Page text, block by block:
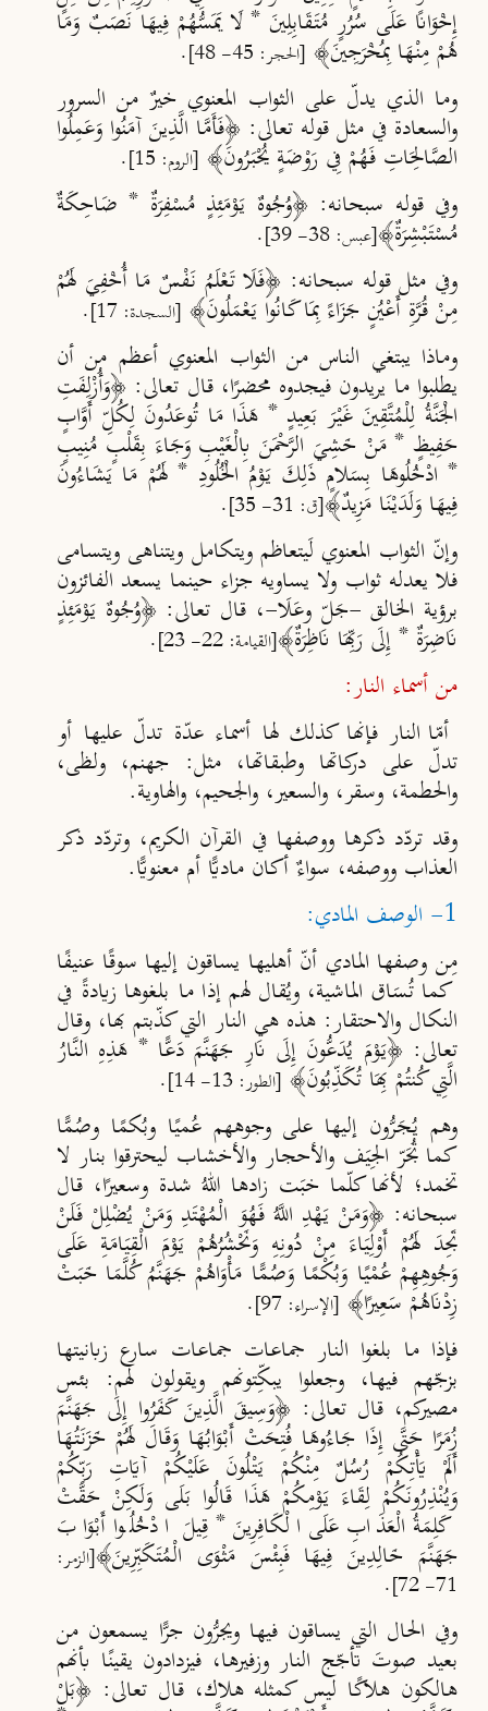
إِخْوَانًا عَلَى سُرُرٍ مُتَقَابِلِينَ * لَا يَمَسُّهُمْ فِيهَا نَصَبٌ وَمَا
هُمْ مِنْهَا بِمُخْرَجِينَ﴾ [الحجر: 45- 48] .
وما الذي يدلّ على الثواب المعنوي خيرٌ من السرور
والسعادة في مثل قوله تعالى: ﴿فَأَمَّا الَّذِينَ آمَنُوا وَعَمِلُوا
الصَّالِحَاتِ فَهُمْ فِي رَوْضَةٍ يُحْبَرُونَ﴾ [الروم: 15] .
وفي قوله سبحانه: ﴿وُجُوهٌ يَوْمَئِذٍ مُسْفِرَةٌ * ضَاحِكَةٌ
مُسْتَبْشِرَةٌ﴾[عبس: 38- 39] .
وفي مثل قوله سبحانه: ﴿فَلَا تَعْلَمُ نَفْسٌ مَا أُخْفِيَ لَهُمْ
مِنْ قُرَّةِ أَعْيُنٍ جَزَاءً بِمَا كَانُوا يَعْمَلُونَ﴾ [السجدة: 17] .
وماذا يبتغي الناس من الثواب المعنوي أعظم من أن
يطلبوا ما يريدون فيجدوه محضرًا، قال تعالى: ﴿وَأُزْلِفَتِ
الْجَنَّةُ لِلْمُتَّقِينَ غَيْرَ بَعِيدٍ * هَذَا مَا تُوعَدُونَ لِكُلِّ أَوَّابٍ
حَفِيظٍ * مَنْ خَشِيَ الرَّحْمَنَ بِالْغَيْبِ وَجَاءَ بِقَلْبٍ مُنِيبٍ
* ادْخُلُوهَا بِسَلامٍ ذَلِكَ يَوْمُ الْخُلُودِ * لَهُمْ مَا يَشَاءُونَ
فِيهَا وَلَدَيْنَا مَزِيدٌ﴾[ق: 31- 35] .
وإنّ الثواب المعنوي لَيتعاظم ويتكامل ويتناهى ويتسامى
فلا يعدله ثواب ولا يساويه جزاء حينما يسعد الفائزون
برؤية الخالق -جَلّ وعَلَا-، قال تعالى: ﴿وُجُوهٌ يَوْمَئِذٍ
نَاضِرَةٌ * إِلَى رَبِّهَا نَاظِرَةٌ﴾[القيامة: 22- 23] .
من أسماء النار:
أمّا النار فإنها كذلك لها أسماء عدّة تدلّ عليها أو
تدلّ على دركاتها وطبقاتها، مثل: جهنم، ولظى،
والحطمة، وسقر، والسعير، والجحيم، والهاوية.
وقد تردّد ذكرها ووصفها في القرآن الكريم، وتردّد ذكر
العذاب ووصفه، سواءٌ أكان ماديًّا أم معنويًّا.
1- الوصف المادي:
مِن وصفها المادي أنّ أهليها يساقون إليها سوقًا عنيفًا
كما تُسَاق الماشية، ويُقال لهم إذا ما بلغوها زيادةً في
النكال والاحتقار: هذه هي النار التي كذبتم بها، وقال
تعالى: ﴿يَوْمَ يُدَعُّونَ إِلَى نَارِ جَهَنَّمَ دَعًّا * هَذِهِ النَّارُ
الَّتِي كُنتُمْ بِهَا تُكَذِّبُونَ﴾ [الطور: 13- 14] .
وهم يُـجَـرُّون إليها على وجوههم عُميًا وبكمًا وصُمًّا
كما تُجَرالجيف والأحجار والأخشاب ليحترقوا بنار لا
تخمد؛ لأنها كلّما خبت زادها اللهُ شدة وسعيرًا، قال
سبحانه: ﴿وَمَنْ يَهْدِ اللَّهُ فَهُوَ الْمُهْتَدِ وَمَنْ يُضْلِلْ فَلَنْ
تَجِدَ لَهُمْ أَوْلِيَاءَ مِنْ دُونِهِ وَنَحْشُرُهُمْ يَوْمَ الْقِيَامَةِ عَلَى
وَجُوهِهِمْ عُمْيًا وَبُكْمًا وَصُمًّا مَأْوَاهُمْ جَهَنَّمُ كُلَّمَا خَبَتْ
زِدْنَاهُمْ سَعِيرًا﴾ [الإسراء: 97] .
فإذا ما بلغوا النار جماعات جماعات سارع زبانيتها
بزجّهم فيها، وجعلوا يبكِّتونهم ويقولون لهم: بئس
مصيركم، قال تعالى: ﴿وَسِيقَ الَّذِينَ كَفَرُوا إِلَى جَهَنَّمَ
زُمَرًا حَتَّى إِذَا جَاءُوهَا فُتِحَتْ أَبْوَابُهَا وَقَالَ لَهُمْ خَزَنَتُهَا
أَلَمْ يَأْتِكُمْ رُسُلٌ مِنْكُمْ يَتْلُونَ عَلَيْكُمْ آيَاتِ رَبِّكُمْ
وَيُنْذِرُونَكُمْ لِقَاءَ يَوْمِكُمْ هَذَا قَالُوا بَلَى وَلَكِنْ حَقَّتْ
كَلِمَةُ الْعَذَابِ عَلَى الْكَافِرِينَ * قِيلَ ادْخُلُوا أَبْوَابَ
جَهَنَّمَ خَالِدِينَ فِيهَا فَبِئْسَ مَثْوَى الْمُتَكَبِّرِينَ﴾[الزمر:
71- 72]
.
وفي الحال التي يساقون فيها ويجرُّون جرًّا يسمعون من
بعيد صوتَ تأجّج النار وزفيرها، فيزدادون يقينًا بأنهم
هالكون هلاكًا ليس كمثله هلاك، قال تعالى: ﴿بَلْ